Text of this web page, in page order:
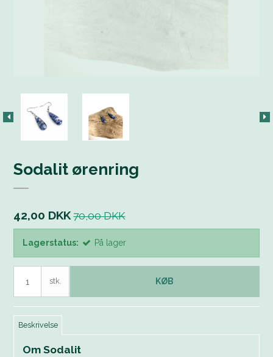
Sodalit ørenring
42,00 DKK 70,00 DKK
Lagerstatus: På lager
stk. KØB
Beskrivelse
Om Sodalit